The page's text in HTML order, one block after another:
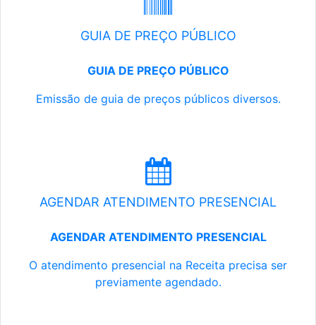
GUIA DE PREÇO PÚBLICO
GUIA DE PREÇO PÚBLICO
Emissão de guia de preços públicos diversos.
AGENDAR ATENDIMENTO PRESENCIAL
AGENDAR ATENDIMENTO PRESENCIAL
O atendimento presencial na Receita precisa ser
previamente agendado.